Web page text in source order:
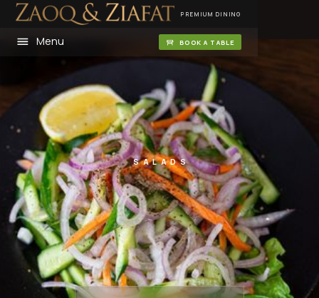
PREMIUM DINING
Menu BOOK A TABLE
SALADS